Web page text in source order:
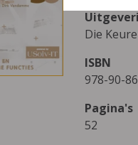
Die Keure
ISBN
978-90-
Pagina's
52